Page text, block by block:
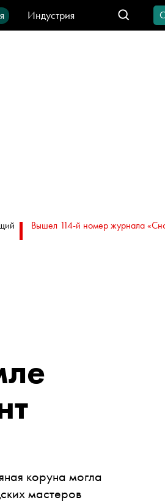
Индустрия
Вышел 114-й номер журнала
коруна могла
мастеров